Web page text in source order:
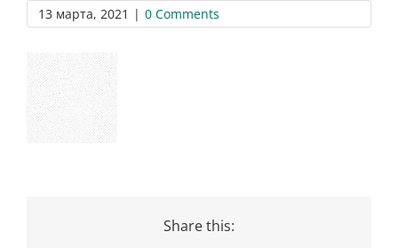
13 марта, 2021 | 0 Comments
Share this: